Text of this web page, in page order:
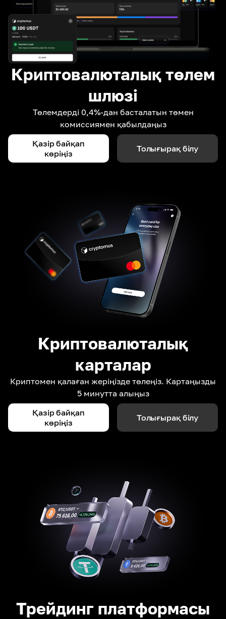
Криптовалюталық төлем
шлюзі
Төлемдерді 0,4%-дан басталатын төмен
комиссиямен қабылдаңыз
Қазір байқап
көріңіз
Толығырақ білу
Криптовалюталық
карталар
Криптомен қалаған жеріңізде төлеңіз. Картаңызды
5 минутта алыңыз
Қазір байқап
көріңіз
Толығырақ білу
Трейдинг платформасы